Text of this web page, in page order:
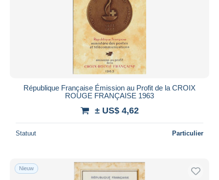
République Française Émission au Profit de la CROIX
ROUGE FRANÇAISE 1963
± US$ 4,62
Statuut Particulier
Nieuw